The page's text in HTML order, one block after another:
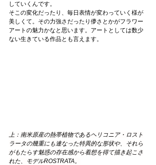
していくんです。
そこの変化だったり、毎日表情が変わっていく様が
美しくて。その力強さだったり儚さとかがフラワー
アートの魅力かなと思います。アートとしては数少
ない生きている作品とも言えます。
上：南米原産の熱帯植物であるヘリコニア・ロスト
ラータの幾重にも連なった特異的な形状や、それら
がもたらす魅惑の存在感から着想を得て描き起こさ
れた、モデルROSTRATA。